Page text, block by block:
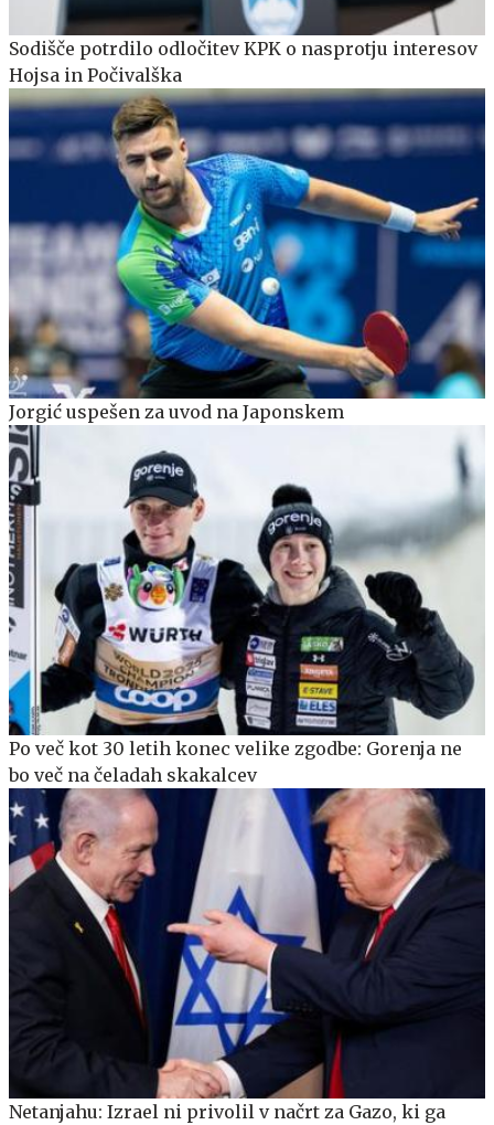
Sodišče potrdilo odločitev KPK o nasprotju interesov
Hojsa in Počivalška
Jorgić uspešen za uvod na Japonskem
Po več kot 30 letih konec velike zgodbe: Gorenja ne
bo več na čeladah skakalcev
Netanjahu: Izrael ni privolil v načrt za Gazo, ki ga